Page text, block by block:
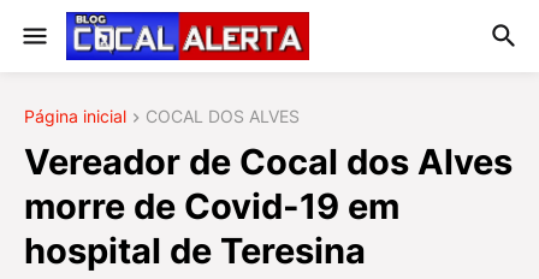
Página inicial COCAL DOS ALVES
Vereador de Cocal dos Alves
morre de Covid-19 em
hospital de Teresina